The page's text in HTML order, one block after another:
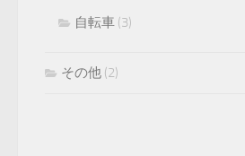
自転車 (3)
その他 (2)